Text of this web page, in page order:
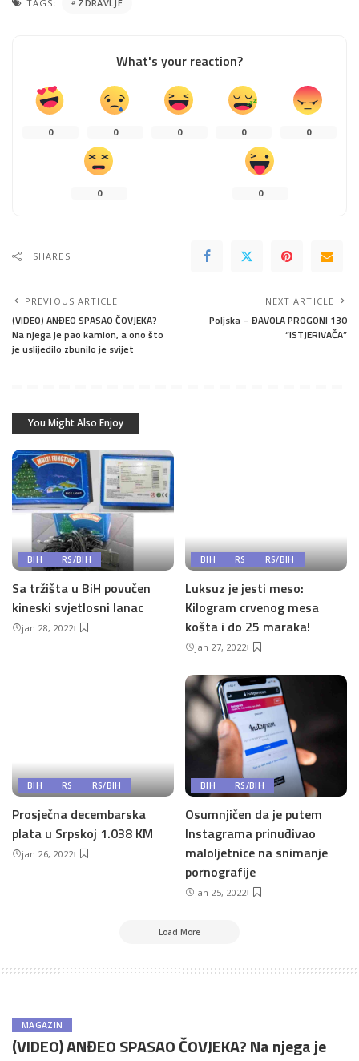
TAGS: ZDRAVLJE
What's your reaction?
0 0 0 0 0
0 0
SHARES
PREVIOUS ARTICLE
(VIDEO) ANĐEO SPASAO ČOVJEKA?
Na njega je pao kamion, a ono što
je uslijedilo zbunilo je svijet
NEXT ARTICLE
Poljska – ĐAVOLA PROGONI 130
“ISTJERIVAČA”
You Might Also Enjoy
BIH RS/BIH
Sa tržišta u BiH povučen
kineski svjetlosni lanac
jan 28, 2022
BIH RS RS/BIH
Luksuz je jesti meso:
Kilogram crvenog mesa
košta i do 25 maraka!
jan 27, 2022
BIH RS RS/BIH
Prosječna decembarska
plata u Srpskoj 1.038 KM
jan 26, 2022
BIH RS/BIH
Osumnjičen da je putem
Instagrama prinuđivao
maloljetnice na snimanje
pornografije
jan 25, 2022
Load More
MAGAZIN
(VIDEO) ANĐEO SPASAO ČOVJEKA? Na njega je